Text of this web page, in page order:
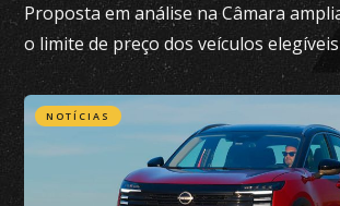
Proposta em análise na Câmara
o limite de preço dos veículos
hoje fixado em R$ 200 mil
NOTÍCIAS